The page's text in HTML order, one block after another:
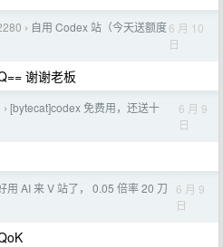
› 自用 Codex 站（今天送额度6 月 10
日
谢谢老板
› [bytecat]codex 免费用，还送十
6 月 9
日
用 AI 来 V 站了， 0.05 倍率 20 刀
6 月 9
日